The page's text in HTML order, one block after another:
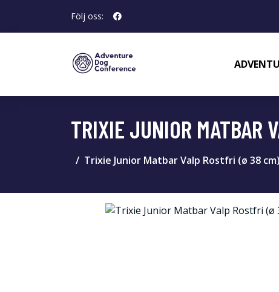
Följ oss:
TRIXIE JUNIOR MATBAR
Trixie Junior Matbar Valp Rostfri (ø 38 cm)